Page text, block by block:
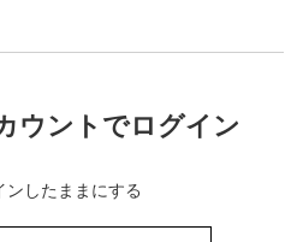
ウントでログイン
ンしたままにする